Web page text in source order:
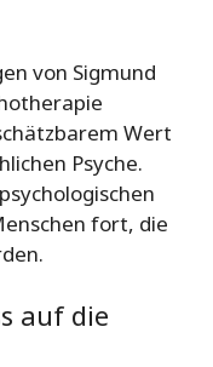
von Sigmund
Wert
Psyche.
fort, die
auf die